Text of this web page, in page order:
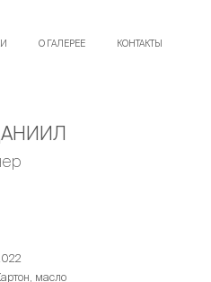
О ГАЛЕРЕЕ КОНТАКТЫ
масло